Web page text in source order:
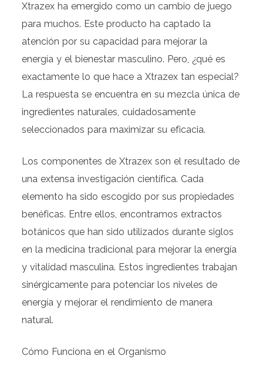
Xtrazex ha emergido como un cambio de juego
para muchos. Este producto ha captado la
atención por su capacidad para mejorar la
energía y el bienestar masculino. Pero, ¿qué es
exactamente lo que hace a Xtrazex tan especial?
La respuesta se encuentra en su mezcla única de
ingredientes naturales, cuidadosamente
seleccionados para maximizar su eficacia.
Los componentes de Xtrazex son el resultado de
una extensa investigación científica. Cada
elemento ha sido escogido por sus propiedades
benéficas. Entre ellos, encontramos extractos
botánicos que han sido utilizados durante siglos
en la medicina tradicional para mejorar la energía
y vitalidad masculina. Estos ingredientes trabajan
sinérgicamente para potenciar los niveles de
energía y mejorar el rendimiento de manera
natural.
Cómo Funciona en el Organismo